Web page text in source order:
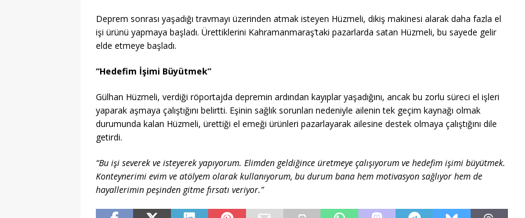
Deprem sonrası yaşadığı travmayı üzerinden atmak isteyen Hüzmeli, dikiş makinesi alarak daha fazla el
işi ürünü yapmaya başladı. Ürettiklerini Kahramanmaraş’taki pazarlarda satan Hüzmeli, bu sayede gelir
elde etmeye başladı.
“Hedefim İşimi Büyütmek”
Gülhan Hüzmeli, verdiği röportajda depremin ardından kayıplar yaşadığını, ancak bu zorlu süreci el işleri
yaparak aşmaya çalıştığını belirtti. Eşinin sağlık sorunları nedeniyle ailenin tek geçim kaynağı olmak
durumunda kalan Hüzmeli, ürettiği el emeği ürünleri pazarlayarak ailesine destek olmaya çalıştığını dile
getirdi.
“Bu işi severek ve isteyerek yapıyorum. Elimden geldiğince üretmeye çalışıyorum ve hedefim işimi büyütmek.
Konteynerimi evim ve atölyem olarak kullanıyorum, bu durum bana hem motivasyon sağlıyor hem de
hayallerimin peşinden gitme fırsatı veriyor.”